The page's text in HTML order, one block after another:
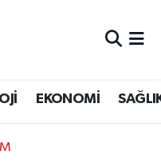
EKONOMİ
Fikstür